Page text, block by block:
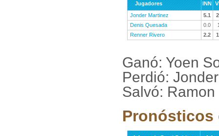
Jugadores INN
Jonder Martinez
5.1
Denis Quesada
0.0
Renner Rivero
2.2
Ganó: Yoen
Perdió:
Salvó:
Pronósticos